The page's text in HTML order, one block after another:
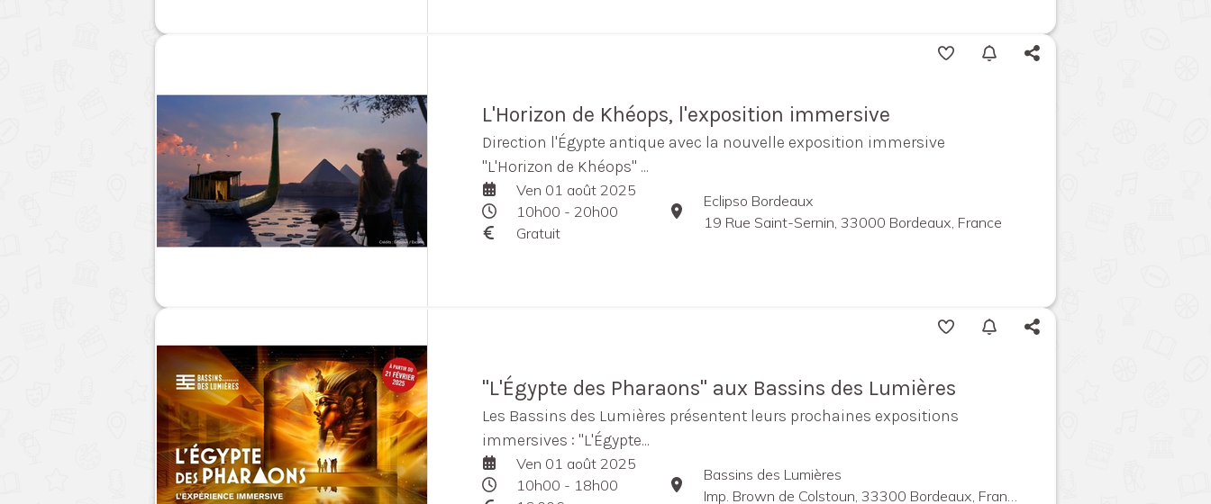
L'Horizon de Khéops, l'exposition immersive
Direction l'Égypte antique avec la nouvelle exposition immersive
"L'Horizon de Khéops" ...
Ven 01 août 2025
10h00 - 20h00
Gratuit
Eclipso Bordeaux
19 Rue Saint-Sernin, 33000 Bordeaux, France
"L'Égypte des Pharaons" aux Bassins des Lumières
Les Bassins des Lumières présentent leurs prochaines expositions
immersives : "L'Égypte...
Ven 01 août 2025
10h00 - 18h00
Bassins des Lumières
Imp. Brown de Colstoun, 33300 Bordeaux, France